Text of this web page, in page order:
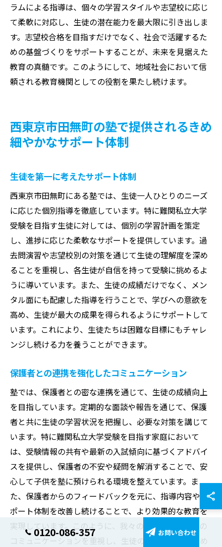
ラムによる指導は、個々の学習スタイルや志望校に応じ
て柔軟に対応し、生徒の潜在能力を最大限に引き出しま
す。志望校合格を目指すだけでなく、社会で活躍するた
めの基盤づくりをサポートすることが、未来を見据えた
教育の真髄です。このようにして、地域社会において信
頼される教育機関としての役割を果たし続けます。
西東京市田無町の塾で提供されるきめ
細やかなサポート体制
生徒を第一に考えたサポート体制
西東京市田無町にある塾では、生徒一人ひとりのニーズ
に応じた個別指導を徹底しています。特に難関私立大学
受験を目指す生徒に対しては、個別の学習計画を策定
し、進捗に応じた柔軟なサポートを提供しています。過
去問演習や志望校別の対策を通じて生徒の理解度を深め
ることを重視し、各生徒が自信を持って受験に挑めるよ
うに導いています。また、生徒の成績だけでなく、メン
タル面にも配慮した指導を行うことで、学びへの意欲を
高め、生徒が最大の成果を得られるようにサポートして
います。これにより、生徒たちは困難な目標にもチャレ
ンジし続ける力を養うことができます。
保護者との連携を強化したコミュニケーション
塾では、保護者との密な連携を通じて、生徒の成績向上
を目指しています。定期的な面談や報告を通じて、保護
者と共に生徒の学習状況を把握し、必要な対策を講じて
います。特に難関私立大学受験を目指す家庭において
は、受験情報の共有や最新の入試傾向に基づくアドバイ
スを提供し、保護者の不安や疑問を解消することで、安
心して子供を塾に預けられる環境を整えています。ま
た、保護者からのフィードバックを元に、指導内容やサ
ポート体制を改善し続けることで、より効果的な教育を
実現しています。このように、我々の塾では保護者との
コミュニケーションを重視し、生徒の成長を支えるため
0120-086-357 お問い合わせ